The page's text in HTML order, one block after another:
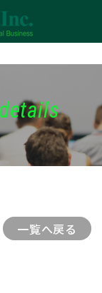
一覧へ戻る